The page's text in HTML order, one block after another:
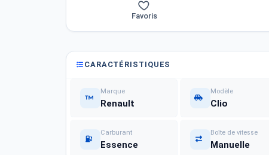
Favoris
CARACTÉRISTIQUES
Marque
Renault
Modèle
Clio
Carburant
Essence
Boîte de vitesse
Manuelle